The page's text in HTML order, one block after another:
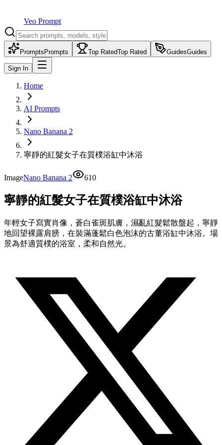
Veo Prompt
Prompts Prompts Top RatedTop Rated GuidesGuides
Sign In
Home
AI Prompts
Nano Banana 2
寧靜的紅髮女子在質樸浴缸中沐浴
ImageNano Banana 2 610
寧靜的紅髮女子在質樸浴缸中沐浴
年輕女子寫實肖像，蒼白雀斑肌膚，濕亂紅髮鬆散盤起，寧靜
地回望裸露肩膀，在裝滿蓬鬆白色泡沫的古董浴缸中沐浴。場
景為舒適質樸的浴室，柔和自然光。